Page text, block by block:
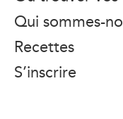
Qui sommes-
Recettes
S’inscrire